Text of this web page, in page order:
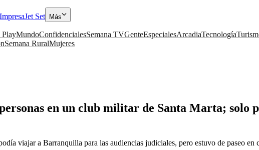
ImpresaJet Set Más
PlayMundoConfidencialesSemana TVGenteEspecialesArcadiaTecnología
Semana RuralMujeres
en un club militar de Santa Marta; solo
viajar a Barranquilla para las audiencias judiciales, pero estuvo de paseo